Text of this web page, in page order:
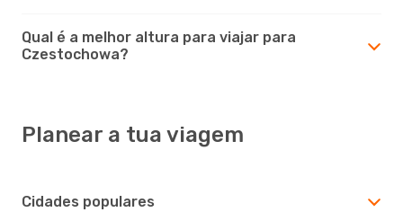
Qual é a melhor altura para viajar para
Czestochowa?
Planear a tua viagem
Cidades populares